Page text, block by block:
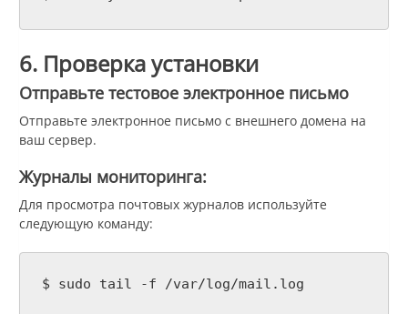
6. Проверка установки
Отправьте тестовое электронное письмо
Отправьте электронное письмо с внешнего домена на
ваш сервер.
Журналы мониторинга:
Для просмотра почтовых журналов используйте
следующую команду:
$ sudo tail -f /var/log/mail.log